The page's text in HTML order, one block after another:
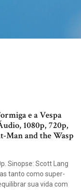
e a Vespa
1080p, 720p,
Man and the Wasp
Sinopse: Scott Lang
tanto como super-
sua vida com